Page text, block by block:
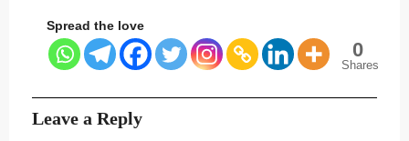
Spread the love
0
Shares
Leave a Reply